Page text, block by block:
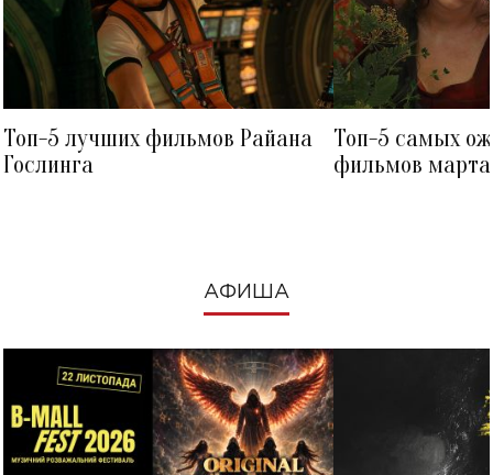
Топ-5 лучших фильмов Райана
Гослинга
Топ-5 самых
фильмов
АФИША